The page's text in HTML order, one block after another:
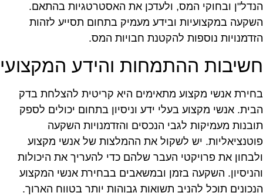
ובחוקי המס, ולעדכן את האסטרטגיות בהתאם.
במקצועיות ובידע מעמיק בתחום תסייע לזהות
נוספות להקטנת חבויות המס.
ההתמחות והידע המקצועי
אנשי מקצוע מתאימים היא קריטית להצלחת בדק
אנשי מקצוע בעלי ידע וניסיון בתחום יכולים לספק
מעמיקות לגבי הנכסים והזדמנויות השקעה
יש לשקול את ההמלצות של אנשי מקצוע
את פרויקטי העבר שלהם כדי להעריך את היכולות
השקעה בזמן ובמשאבים בבחירת אנשי המקצוע
תוכל להניב תשואות גבוהות יותר בטווח הארוך.